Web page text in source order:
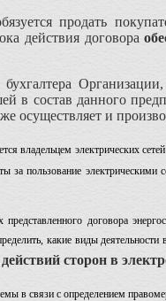
продать
действия договора
в состав данного
осуществляет и
владельцем электрических
пользование электрическими
договора
какие виды
сторон в
в связи с определением